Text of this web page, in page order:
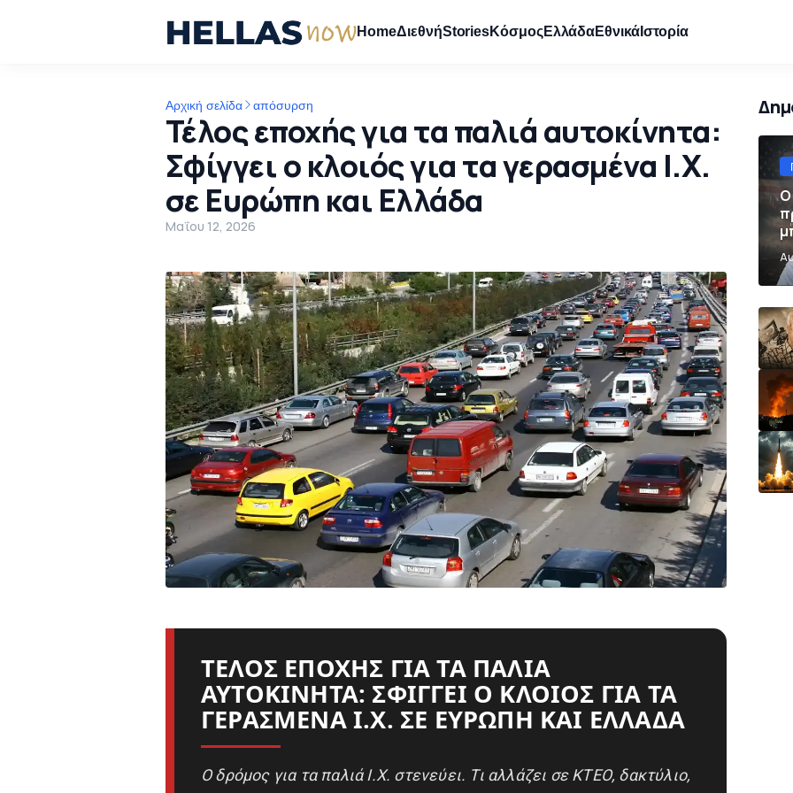
HomeΔιεθνήStoriesΚόσμοςΕλλάδαΕθνικάΙστορία
Αρχική σελίδα απόσυρση
Τέλος εποχής για τα παλιά αυτοκίνητα:
Σφίγγει ο κλοιός για τα γερασμένα Ι.Χ.
σε Ευρώπη και Ελλάδα
Μαΐου 12, 2026
ΤΈΛΟΣ ΕΠΟΧΉΣ ΓΙΑ ΤΑ ΠΑΛΙΆ
ΑΥΤΟΚΊΝΗΤΑ: ΣΦΊΓΓΕΙ Ο ΚΛΟΙΌΣ ΓΙΑ ΤΑ
ΓΕΡΑΣΜΈΝΑ Ι.Χ. ΣΕ ΕΥΡΏΠΗ ΚΑΙ ΕΛΛΆΔΑ
Ο δρόμος για τα παλιά Ι.Χ. στενεύει. Τι αλλάζει σε ΚΤΕΟ, δακτύλιο,
Ο